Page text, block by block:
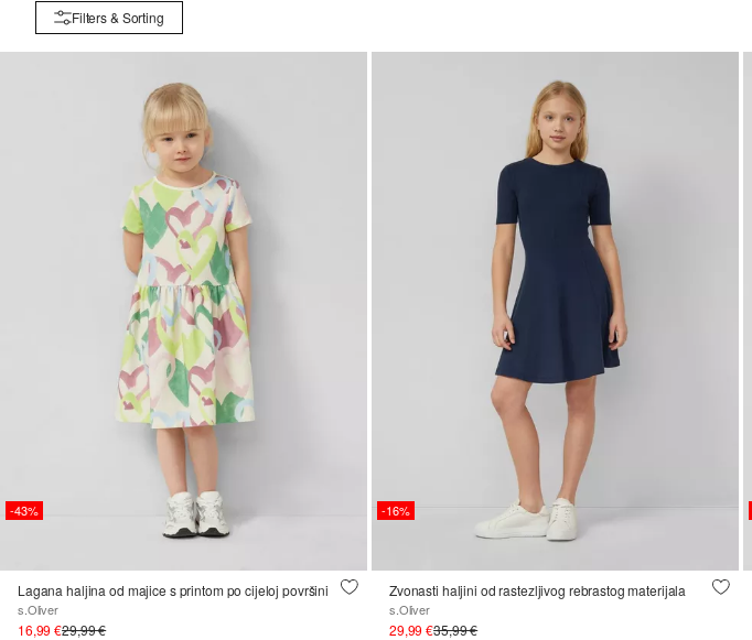
Filters & Sorting
-43%
Lagana haljina od majice s printom po cijeloj površini
s.Oliver
16,99 €29,99 €
-16%
Zvonasti haljini od rastezljivog rebrastog materijala
s.Oliver
29,99 €35,99 €